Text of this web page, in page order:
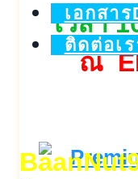
เอกสา
ติดต่อเร
เวลา
ณ